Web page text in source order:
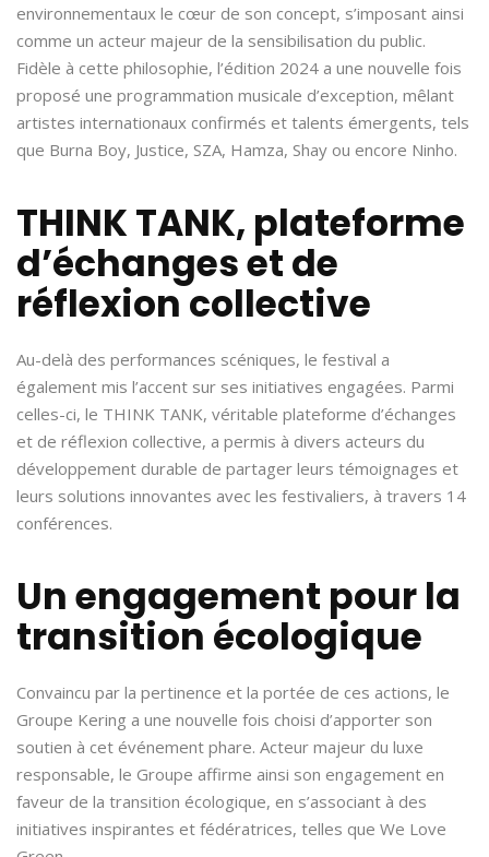
environnementaux le cœur de son concept, s’imposant ainsi
comme un acteur majeur de la sensibilisation du public.
Fidèle à cette philosophie, l’édition 2024 a une nouvelle fois
proposé une programmation musicale d’exception, mêlant
artistes internationaux confirmés et talents émergents, tels
que Burna Boy, Justice, SZA, Hamza, Shay ou encore Ninho.
THINK TANK, plateforme
d’échanges et de
réflexion collective
Au-delà des performances scéniques, le festival a
également mis l’accent sur ses initiatives engagées. Parmi
celles-ci, le THINK TANK, véritable plateforme d’échanges
et de réflexion collective, a permis à divers acteurs du
développement durable de partager leurs témoignages et
leurs solutions innovantes avec les festivaliers, à travers 14
conférences.
Un engagement pour la
transition écologique
Convaincu par la pertinence et la portée de ces actions, le
Groupe Kering a une nouvelle fois choisi d’apporter son
soutien à cet événement phare. Acteur majeur du luxe
responsable, le Groupe affirme ainsi son engagement en
faveur de la transition écologique, en s’associant à des
initiatives inspirantes et fédératrices, telles que We Love